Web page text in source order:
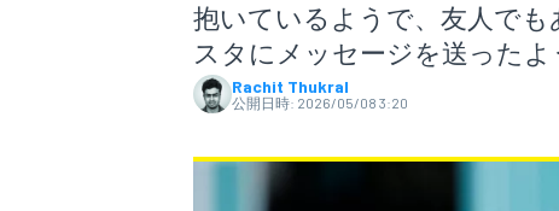
抱いているようで、友人で
スタにメッセージを送ったよ
Rachit Thukral
公開日時: 2026/05/08 3:20